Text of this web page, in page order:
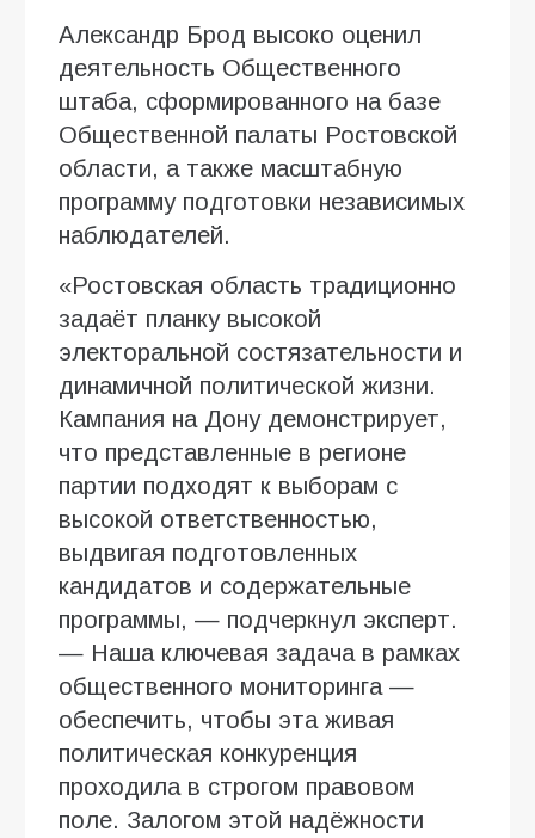
Александр Брод высоко оценил
деятельность Общественного
штаба, сформированного на базе
Общественной палаты Ростовской
области, а также масштабную
программу подготовки независимых
наблюдателей.
«Ростовская область традиционно
задаёт планку высокой
электоральной состязательности и
динамичной политической жизни.
Кампания на Дону демонстрирует,
что представленные в регионе
партии подходят к выборам с
высокой ответственностью,
выдвигая подготовленных
кандидатов и содержательные
программы, — подчеркнул эксперт.
— Наша ключевая задача в рамках
общественного мониторинга —
обеспечить, чтобы эта живая
политическая конкуренция
проходила в строгом правовом
поле. Залогом этой надёжности